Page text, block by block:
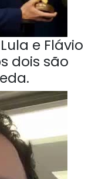
e Flávio
dois são